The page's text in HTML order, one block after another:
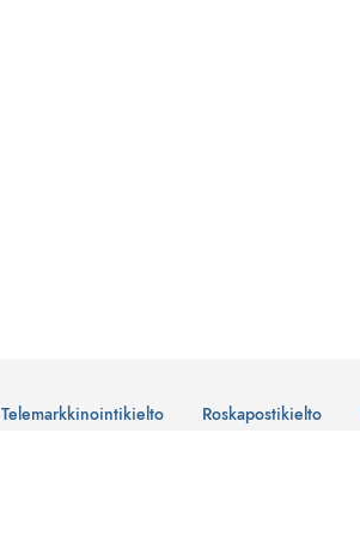
Telemarkkinointikielto Roskapostikielto